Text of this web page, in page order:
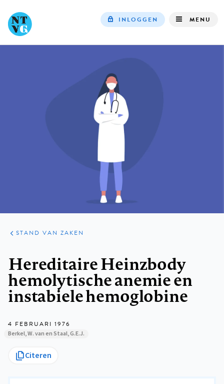
INLOGGEN MENU
ARTIKELEN
PRAKTIJK
STAND VAN ZAKEN
Hereditaire Heinzbody
hemolytische anemie en
instabiele hemoglobine
4 FEBRUARI 1976
Berkel, W. van en Staal, G.E.J.
Citeren